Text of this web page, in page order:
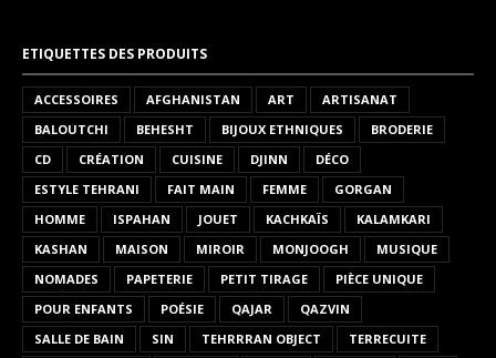
ETIQUETTES DES PRODUITS
ACCESSOIRES AFGHANISTAN ART
ARTISANAT
BALOUTCHI
BEHESHT BIJOUX ETHNIQUES
BRODERIE
CD
CRÉATION CUISINE DJINN
DÉCO
ESTYLE TEHRANI
FAIT MAIN FEMME
GORGAN
HOMME
ISPAHAN JOUET KACHKAÏS
KALAMKARI
KASHAN
MAISON MIROIR MONJOOGH
MUSIQUE
NOMADES
PAPETERIE PETIT TIRAGE
PIÈCE UNIQUE
POUR ENFANTS
POÉSIE QAJAR
QAZVIN
SALLE DE BAIN
SIN TEHRRRAN OBJECT
TERRECUITE